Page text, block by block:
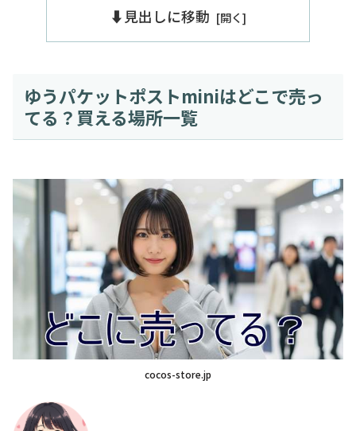
⬇️見出しに移動
ゆうパケットポストminiはどこで売っ
てる？買える場所一覧
cocos-store.jp